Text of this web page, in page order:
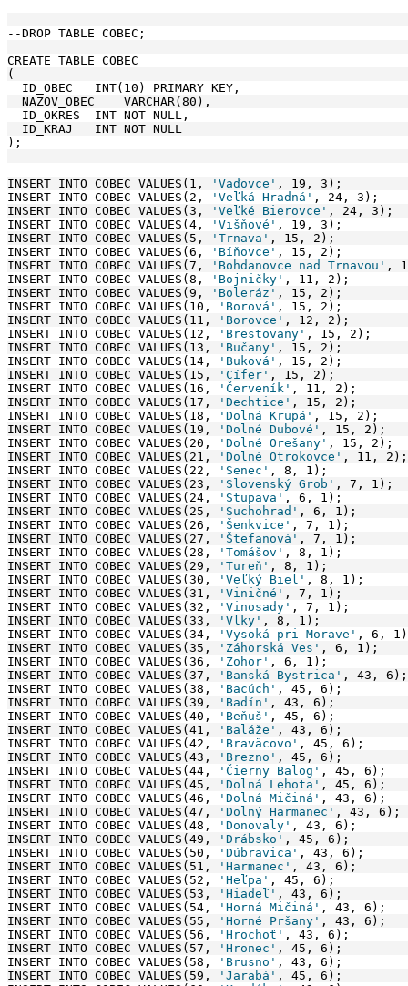
--DROP TABLE COBEC;
CREATE TABLE COBEC
(
  ID_OBEC   INT(10) PRIMARY KEY,
  NAZOV_OBEC    VARCHAR(80),
  ID_OKRES  INT NOT NULL,
  ID_KRAJ   INT NOT NULL
);
INSERT INTO COBEC VALUES(1, 'Vaďovce' , 19, 3);
INSERT INTO COBEC VALUES(2,
'Veľká Hradná' , 24, 3);
INSERT INTO COBEC VALUES(3,
'Veľké Bierovce' , 24, 3);
INSERT INTO COBEC VALUES(4,
'Višňové' , 19, 3);
INSERT INTO COBEC VALUES(5,
'Trnava' , 15, 2);
INSERT INTO COBEC VALUES(6,
'Bíňovce' , 15, 2);
INSERT INTO COBEC VALUES(7,
'Bohdanovce nad Trnavou' ,
INSERT INTO COBEC VALUES(8,
'Bojničky' , 11, 2);
INSERT INTO COBEC VALUES(9,
'Boleráz' , 15, 2);
INSERT INTO COBEC VALUES(10,
'Borová' , 15, 2);
INSERT INTO COBEC VALUES(11,
'Borovce' , 12, 2);
INSERT INTO COBEC VALUES(12,
'Brestovany' , 15, 2);
INSERT INTO COBEC VALUES(13,
'Bučany' , 15, 2);
INSERT INTO COBEC VALUES(14,
'Buková' , 15, 2);
INSERT INTO COBEC VALUES(15,
'Cífer' , 15, 2);
INSERT INTO COBEC VALUES(16,
'Červeník' , 11, 2);
INSERT INTO COBEC VALUES(17,
'Dechtice' , 15, 2);
INSERT INTO COBEC VALUES(18,
'Dolná Krupá' , 15, 2);
INSERT INTO COBEC VALUES(19,
'Dolné Dubové' , 15, 2);
INSERT INTO COBEC VALUES(20,
'Dolné Orešany' , 15, 2);
INSERT INTO COBEC VALUES(21,
'Dolné Otrokovce' , 11, 2);
INSERT INTO COBEC VALUES(22,
'Senec' , 8, 1);
INSERT INTO COBEC VALUES(23,
'Slovenský Grob' , 7, 1);
INSERT INTO COBEC VALUES(24,
'Stupava' , 6, 1);
INSERT INTO COBEC VALUES(25,
'Suchohrad' , 6, 1);
INSERT INTO COBEC VALUES(26,
'Šenkvice' , 7, 1);
INSERT INTO COBEC VALUES(27,
'Štefanová' , 7, 1);
INSERT INTO COBEC VALUES(28,
'Tomášov' , 8, 1);
INSERT INTO COBEC VALUES(29,
'Tureň' , 8, 1);
INSERT INTO COBEC VALUES(30,
'Veľký Biel' , 8, 1);
INSERT INTO COBEC VALUES(31,
'Viničné' , 7, 1);
INSERT INTO COBEC VALUES(32,
'Vinosady' , 7, 1);
INSERT INTO COBEC VALUES(33,
'Vlky' , 8, 1);
INSERT INTO COBEC VALUES(34,
'Vysoká pri Morave' , 6,
INSERT INTO COBEC VALUES(35,
'Záhorská Ves' , 6, 1);
INSERT INTO COBEC VALUES(36,
'Zohor' , 6, 1);
INSERT INTO COBEC VALUES(37,
'Banská Bystrica' , 43, 6);
INSERT INTO COBEC VALUES(38,
'Bacúch' , 45, 6);
INSERT INTO COBEC VALUES(39,
'Badín' , 43, 6);
INSERT INTO COBEC VALUES(40,
'Beňuš' , 45, 6);
INSERT INTO COBEC VALUES(41,
'Baláže' , 43, 6);
INSERT INTO COBEC VALUES(42,
'Braväcovo' , 45, 6);
INSERT INTO COBEC VALUES(43,
'Brezno' , 45, 6);
INSERT INTO COBEC VALUES(44,
'Čierny Balog' , 45, 6);
INSERT INTO COBEC VALUES(45,
'Dolná Lehota' , 45, 6);
INSERT INTO COBEC VALUES(46,
'Dolná Mičiná' , 43, 6);
INSERT INTO COBEC VALUES(47,
'Dolný Harmanec' , 43, 6);
INSERT INTO COBEC VALUES(48,
'Donovaly' , 43, 6);
INSERT INTO COBEC VALUES(49,
'Drábsko' , 45, 6);
INSERT INTO COBEC VALUES(50,
'Dúbravica' , 43, 6);
INSERT INTO COBEC VALUES(51,
'Harmanec' , 43, 6);
INSERT INTO COBEC VALUES(52,
'Heľpa' , 45, 6);
INSERT INTO COBEC VALUES(53,
'Hiadeľ' , 43, 6);
INSERT INTO COBEC VALUES(54,
'Horná Mičiná' , 43, 6);
INSERT INTO COBEC VALUES(55,
'Horné Pršany' , 43, 6);
INSERT INTO COBEC VALUES(56,
'Hrochoť' , 43, 6);
INSERT INTO COBEC VALUES(57,
'Hronec' , 45, 6);
INSERT INTO COBEC VALUES(58,
'Brusno' , 43, 6);
INSERT INTO COBEC VALUES(59,
'Jarabá' , 45, 6);